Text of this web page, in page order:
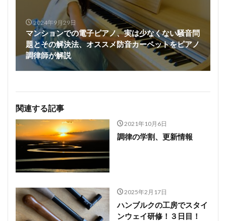
2024年9月29日
マンションでの電子ピアノ、実は少なくない騒音問
題とその解決法、オススメ防音カーペットをピアノ
調律師が解説
関連する記事
2021年10月6日
調律の学割、更新情報
2025年2月17日
ハンブルクの工房でスタイ
ンウェイ研修！３日目！